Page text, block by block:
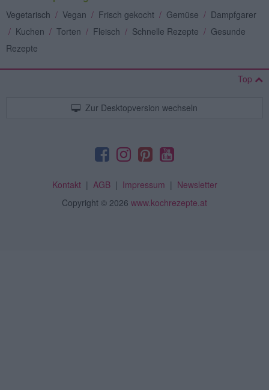
Vegetarisch / Vegan / Frisch gekocht / Gemüse / Dampfgarer
/ Kuchen / Torten / Fleisch / Schnelle Rezepte / Gesunde
Rezepte
Top
Zur Desktopversion wechseln
Kontakt| AGB| Impressum | Newsletter
Copyright © 2026 www.kochrezepte.at